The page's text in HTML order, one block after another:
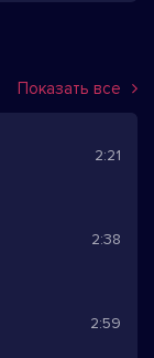
Показать все
2:21
2:38
2:59